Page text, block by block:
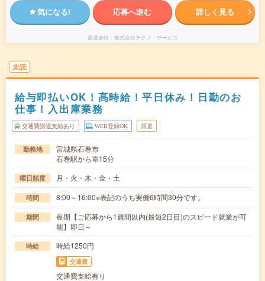
気になる! 応募へ進む 詳しく見る
派遣会社 株式会社テクノ・サービス
未読
給与即払いOK！高時給！平日休み！日勤のお
仕事！入出庫業務
交通費別途支給あり WEB登録OK 派遣
勤務地
宮城県石巻市
石巻駅から車15分
曜日頻度 月・火・木・金・土
時間 8:00～16:00※表記のうち実働6時間30分です。
期間
長期【ご応募から1週間以内(最短2日目)のスピード就業が可
能】即日～
時給 時給1250円
交通費
交通費支給有り